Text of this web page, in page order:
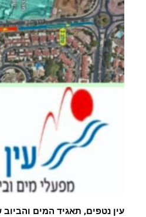
עין נטפים, תאגיד המים